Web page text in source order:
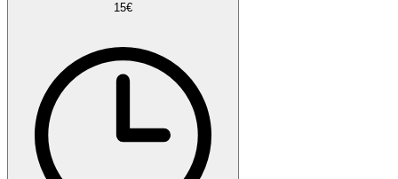
15€